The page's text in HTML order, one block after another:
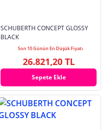
SCHUBERTH CONCEPT GLOSSY
BLACK
Son 10 Günün En Düşük Fiyatı
26.821,20 TL
Sepete Ekle